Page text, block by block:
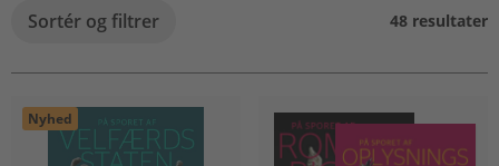
Sortér og filtrer 48 resultater
Nyhed